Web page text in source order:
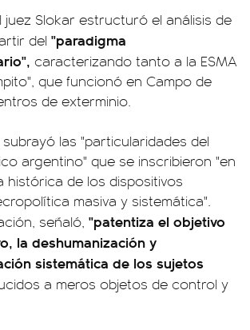
juez Slokar estructuró el análisis de
del "paradigma
caracterizando tanto a la ESMA
que funcionó en Campo de
de exterminio.
las "particularidades del
argentino" que se inscribieron "en
histórica de los dispositivos
masiva y sistemática".
señaló, "patentiza el objetivo
la deshumanización y
sistemática de los sujetos
a meros objetos de control y